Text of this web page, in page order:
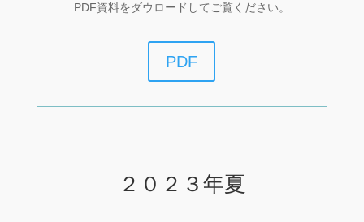
PDF資料をダウロードしてご覧ください。
PDF
２０２３年夏